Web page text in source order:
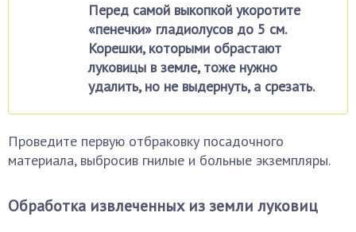
Перед самой выкопкой укоротите
«пенечки» гладиолусов до 5 см.
Корешки, которыми обрастают
луковицы в земле, тоже нужно
удалить, но не выдернуть, а срезать.
Проведите первую отбраковку посадочного
материала, выбросив гнилые и больные экземпляры.
Обработка извлеченных из земли луковиц